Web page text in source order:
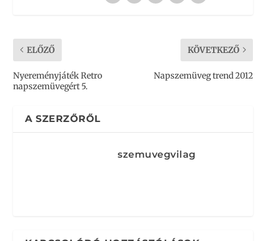
ELŐZŐ
Nyereményjáték Retro
napszemüvegért 5.
KÖVETKEZŐ
Napszemüveg trend 2012
A SZERZŐRŐL
szemuvegvilag